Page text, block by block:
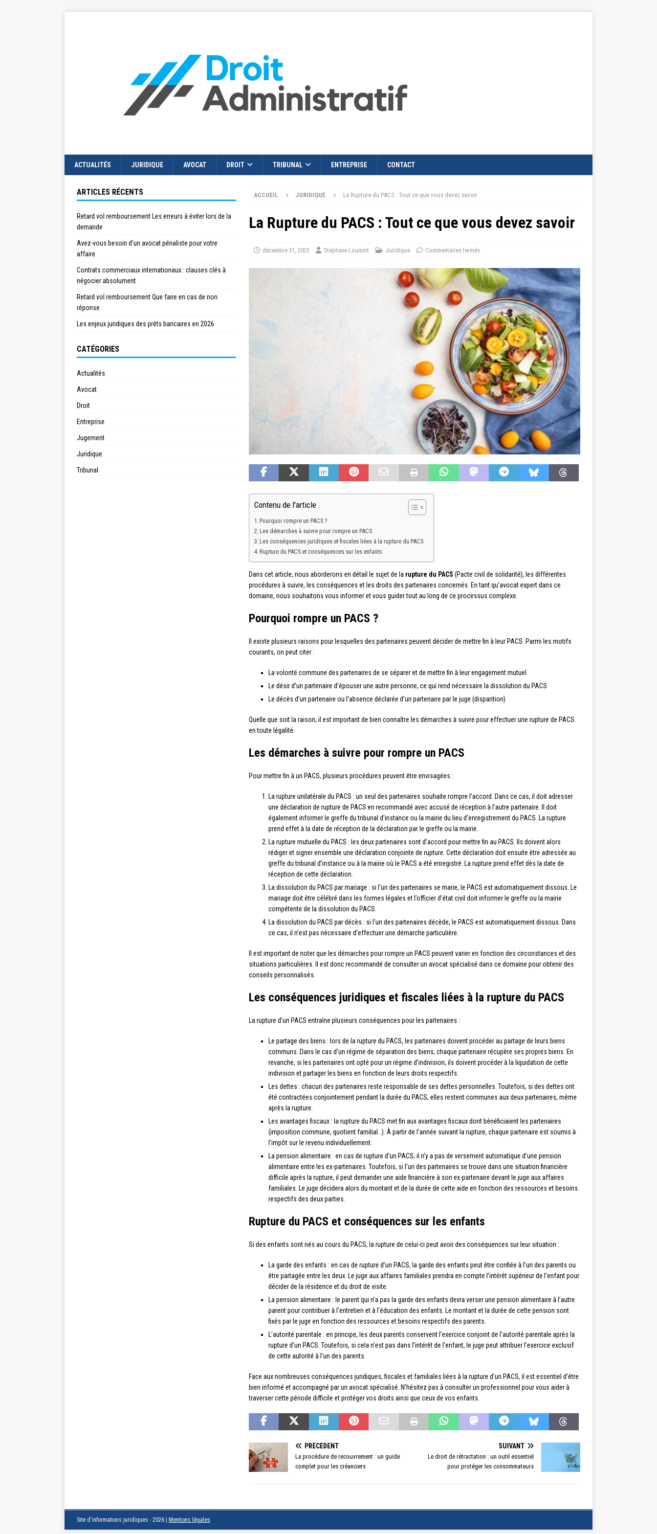
ACTUALITÉS JURIDIQUE AVOCAT DROIT TRIBUNAL ENTREPRISE CONTACT
ACCUEIL JURIDIQUE La Rupture du PACS : Tout ce que vous devez savoir
La Rupture du PACS : Tout ce que vous devez savoir
décembre 31, 2023 Stéphane Loumint Juridique Commentaires fermés
Contenu de l'article
Pourquoi rompre un PACS ?
Les démarches à suivre pour rompre un PACS
Les conséquences juridiques et fiscales liées à la rupture du PACS
Rupture du PACS et conséquences sur les enfants
Dans cet article, nous aborderons en détail le sujet de la rupture du PACS (Pacte civil de solidarité), les différentes
procédures à suivre, les conséquences et les droits des partenaires concernés. En tant qu’avocat expert dans ce
domaine, nous souhaitons vous informer et vous guider tout au long de ce processus complexe.
Pourquoi rompre un PACS ?
Il existe plusieurs raisons pour lesquelles des partenaires peuvent décider de mettre fin à leur PACS. Parmi les motifs
courants, on peut citer :
La volonté commune des partenaires de se séparer et de mettre fin à leur engagement mutuel
Le désir d’un partenaire d’épouser une autre personne, ce qui rend nécessaire la dissolution du PACS
Le décès d’un partenaire ou l’absence déclarée d’un partenaire par le juge (disparition)
Quelle que soit la raison, il est important de bien connaître les démarches à suivre pour effectuer une rupture de PACS
en toute légalité.
Les démarches à suivre pour rompre un PACS
Pour mettre fin à un PACS, plusieurs procédures peuvent être envisagées :
La rupture unilatérale du PACS : un seul des partenaires souhaite rompre l’accord. Dans ce cas, il doit adresser
une déclaration de rupture de PACS en recommandé avec accusé de réception à l’autre partenaire. Il doit
également informer le greffe du tribunal d’instance ou la mairie du lieu d’enregistrement du PACS. La rupture
prend effet à la date de réception de la déclaration par le greffe ou la mairie.
La rupture mutuelle du PACS : les deux partenaires sont d’accord pour mettre fin au PACS. Ils doivent alors
rédiger et signer ensemble une déclaration conjointe de rupture. Cette déclaration doit ensuite être adressée au
greffe du tribunal d’instance ou à la mairie où le PACS a été enregistré. La rupture prend effet dès la date de
réception de cette déclaration.
La dissolution du PACS par mariage : si l’un des partenaires se marie, le PACS est automatiquement dissous. Le
mariage doit être célébré dans les formes légales et l’officier d’état civil doit informer le greffe ou la mairie
compétente de la dissolution du PACS.
La dissolution du PACS par décès : si l’un des partenaires décède, le PACS est automatiquement dissous. Dans
ce cas, il n’est pas nécessaire d’effectuer une démarche particulière.
Il est important de noter que les démarches pour rompre un PACS peuvent varier en fonction des circonstances et des
situations particulières. Il est donc recommandé de consulter un avocat spécialisé dans ce domaine pour obtenir des
conseils personnalisés.
Les conséquences juridiques et fiscales liées à la rupture du PACS
La rupture d’un PACS entraîne plusieurs conséquences pour les partenaires :
Le partage des biens : lors de la rupture du PACS, les partenaires doivent procéder au partage de leurs biens
communs. Dans le cas d’un régime de séparation des biens, chaque partenaire récupère ses propres biens. En
revanche, si les partenaires ont opté pour un régime d’indivision, ils doivent procéder à la liquidation de cette
indivision et partager les biens en fonction de leurs droits respectifs.
Les dettes : chacun des partenaires reste responsable de ses dettes personnelles. Toutefois, si des dettes ont
été contractées conjointement pendant la durée du PACS, elles restent communes aux deux partenaires, même
après la rupture.
Les avantages fiscaux : la rupture du PACS met fin aux avantages fiscaux dont bénéficiaient les partenaires
(imposition commune, quotient familial…). À partir de l’année suivant la rupture, chaque partenaire est soumis à
l’impôt sur le revenu individuellement.
La pension alimentaire : en cas de rupture d’un PACS, il n’y a pas de versement automatique d’une pension
alimentaire entre les ex-partenaires. Toutefois, si l’un des partenaires se trouve dans une situation financière
difficile après la rupture, il peut demander une aide financière à son ex-partenaire devant le juge aux affaires
familiales. Le juge décidera alors du montant et de la durée de cette aide en fonction des ressources et besoins
respectifs des deux parties.
Rupture du PACS et conséquences sur les enfants
Si des enfants sont nés au cours du PACS, la rupture de celui-ci peut avoir des conséquences sur leur situation :
La garde des enfants : en cas de rupture d’un PACS, la garde des enfants peut être confiée à l’un des parents ou
être partagée entre les deux. Le juge aux affaires familiales prendra en compte l’intérêt supérieur de l’enfant pour
décider de la résidence et du droit de visite.
La pension alimentaire : le parent qui n’a pas la garde des enfants devra verser une pension alimentaire à l’autre
parent pour contribuer à l’entretien et à l’éducation des enfants. Le montant et la durée de cette pension sont
fixés par le juge en fonction des ressources et besoins respectifs des parents.
L’autorité parentale : en principe, les deux parents conservent l’exercice conjoint de l’autorité parentale après la
rupture d’un PACS. Toutefois, si cela n’est pas dans l’intérêt de l’enfant, le juge peut attribuer l’exercice exclusif
de cette autorité à l’un des parents.
Face aux nombreuses conséquences juridiques, fiscales et familiales liées à la rupture d’un PACS, il est essentiel d’être
bien informé et accompagné par un avocat spécialisé. N’hésitez pas à consulter un professionnel pour vous aider à
traverser cette période difficile et protéger vos droits ainsi que ceux de vos enfants.
PRÉCÉDENT
La procédure de recouvrement : un guide
complet pour les créanciers
SUIVANT
Le droit de rétractation : un outil essentiel
pour protéger les consommateurs
ARTICLES RÉCENTS
Retard vol remboursement Les erreurs à éviter lors de la
demande
Avez-vous besoin d’un avocat pénaliste pour votre
affaire
Contrats commerciaux internationaux : clauses clés à
négocier absolument
Retard vol remboursement Que faire en cas de non
réponse
Les enjeux juridiques des prêts bancaires en 2026
CATÉGORIES
Actualités
Avocat
Droit
Entreprise
Jugement
Juridique
Tribunal
Site d'informations juridiques - 2026 Mentions légales